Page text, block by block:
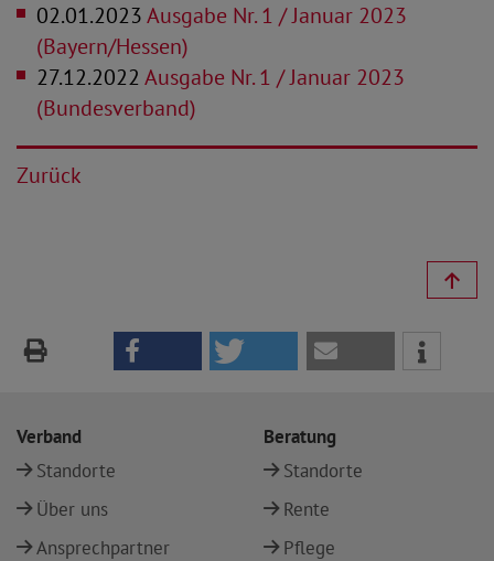
02.01.2023Ausgabe Nr. 1 / Januar 2023
(Bayern/Hessen)
27.12.2022Ausgabe Nr. 1 / Januar 2023
(Bundesverband)
Zurück
Verband
Standorte
Über uns
Ansprechpartner
Beratung
Standorte
Rente
Pflege